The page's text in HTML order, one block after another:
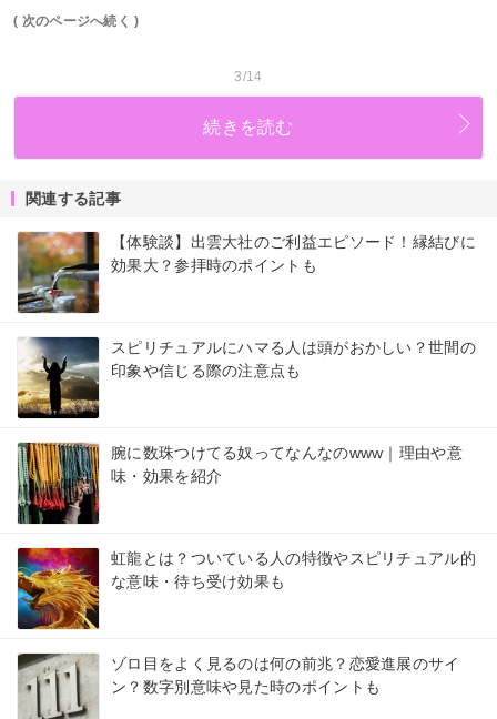
( 次のページへ続く )
3/14
続きを読む
関連する記事
【体験談】出雲大社のご利益エピソード！縁結びに
効果大？参拝時のポイントも
スピリチュアルにハマる人は頭がおかしい？世間の
印象や信じる際の注意点も
腕に数珠つけてる奴ってなんなのwww｜理由や意
味・効果を紹介
虹龍とは？ついている人の特徴やスピリチュアル的
な意味・待ち受け効果も
ゾロ目をよく見るのは何の前兆？恋愛進展のサイ
ン？数字別意味や見た時のポイントも